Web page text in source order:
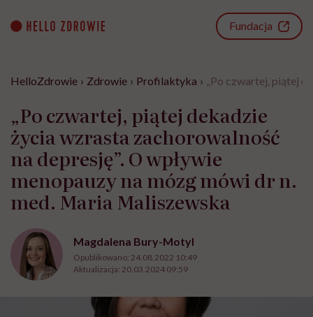
content
Fundacja
HelloZdrowie › Zdrowie › Profilaktyka › „Po czwartej, piątej
„Po czwartej, piątej dekadzie
życia wzrasta zachorowalność
na depresję”. O wpływie
menopauzy na mózg mówi dr n.
med. Maria Maliszewska
Magdalena Bury-Motyl
Opublikowano: 24.08.2022 10:49
Aktualizacja: 20.03.2024 09:59